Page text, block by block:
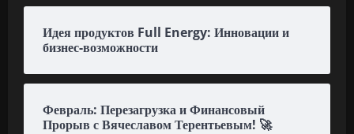
Идея продуктов Full Energy: Инновации и
бизнес-возможности
Февраль: Перезагрузка и Финансовый
Прорыв с Вячеславом Терентьевым! 🚀